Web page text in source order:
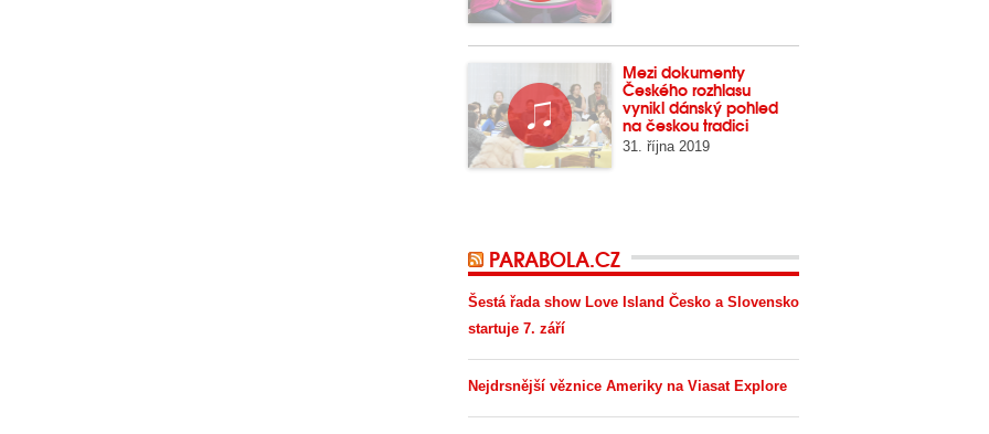
Mezi dokumenty
Českého rozhlasu
vynikl dánský pohled
na českou tradici
31. října 2019
PARABOLA.CZ
Šestá řada show Love Island Česko a Slovensko
startuje 7. září
Nejdrsnější věznice Ameriky na Viasat Explore